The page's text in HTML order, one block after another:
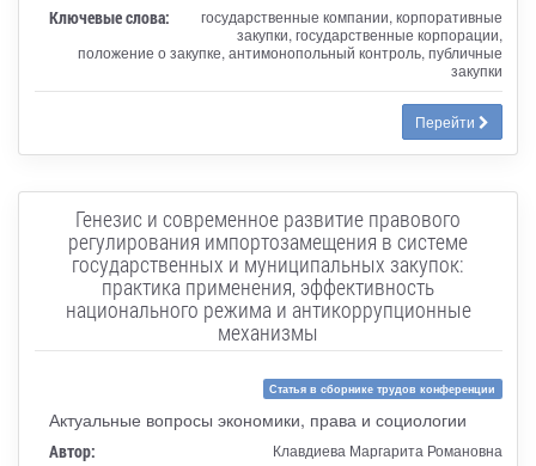
Ключевые слова:
государственные компании, корпоративные
закупки, государственные корпорации,
положение о закупке, антимонопольный контроль, публичные
закупки
Перейти
Генезис и современное развитие правового
регулирования импортозамещения в системе
государственных и муниципальных закупок:
практика применения, эффективность
национального режима и антикоррупционные
механизмы
Статья в сборнике трудов конференции
Актуальные вопросы экономики, права и социологии
Автор: Клавдиева Маргарита Романовна